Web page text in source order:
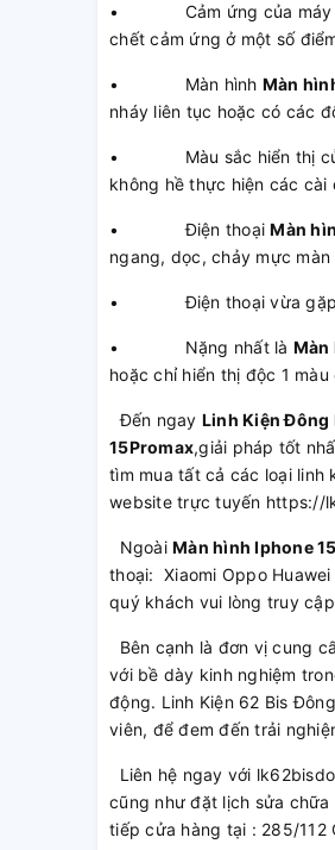
• Cảm ứng của máy có
chết cảm ứng ở một số
• Màn hình Màn
nháy liên tục hoặc có các
• Màu sắc hiển thị của
không hề thực hiện các cài
• Điện thoạiMàn
ngang, dọc, chảy mực màn
• Điện thoại vừa gặp
• Nặng nhất là Màn
hoặc chỉ hiển thị độc 1
Đến ngay Linh Kiện Đông
15Promax,giải pháp tốt
tìm mua tất cả các loại
website trực tuyến https://
Ngoài Màn hình Iphone
thoại: Xiaomi Oppo
quý khách vui lòng truy
Bên cạnh là đơn vị cung
với bề dày kinh nghiệm
động. Linh Kiện 62 Bis
viên, để đem đến trải
Liên hệ ngay với
cũng như đặt lịch sửa
tiếp cửa hàng tại : 285/112